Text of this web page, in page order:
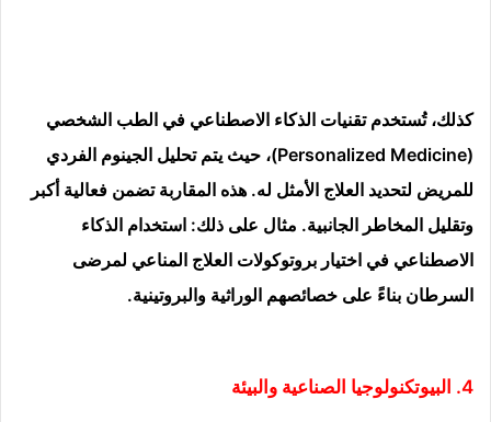
كذلك، تُستخدم تقنيات الذكاء الاصطناعي في الطب الشخصي
(Personalized Medicine)، حيث يتم تحليل الجينوم الفردي
للمريض لتحديد العلاج الأمثل له. هذه المقاربة تضمن فعالية أكبر
وتقليل المخاطر الجانبية. مثال على ذلك: استخدام الذكاء
الاصطناعي في اختيار بروتوكولات العلاج المناعي لمرضى
السرطان بناءً على خصائصهم الوراثية والبروتينية.
4. البيوتكنولوجيا الصناعية والبيئة